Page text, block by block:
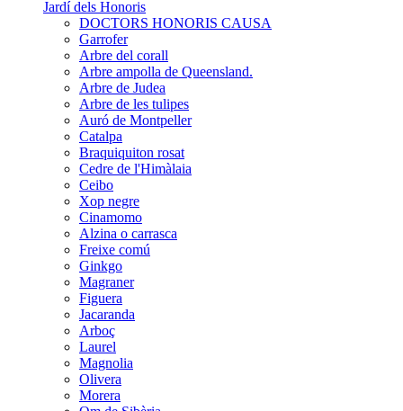
Jardí dels Honoris
DOCTORS HONORIS CAUSA
Garrofer
Arbre del corall
Arbre ampolla de Queensland.
Arbre de Judea
Arbre de les tulipes
Auró de Montpeller
Catalpa
Braquiquiton rosat
Cedre de l'Himàlaia
Ceibo
Xop negre
Cinamomo
Alzina o carrasca
Freixe comú
Ginkgo
Magraner
Figuera
Jacaranda
Arboç
Laurel
Magnolia
Olivera
Morera